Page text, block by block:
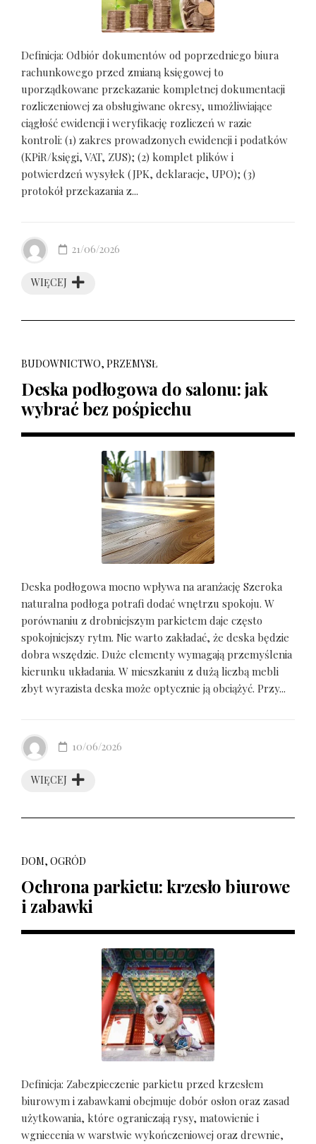
Definicja: Odbiór dokumentów od poprzedniego biura
rachunkowego przed zmianą księgowej to
uporządkowane przekazanie kompletnej dokumentacji
rozliczeniowej za obsługiwane okresy, umożliwiające
ciągłość ewidencji i weryfikację rozliczeń w razie
kontroli: (1) zakres prowadzonych ewidencji i podatków
(KPiR/księgi, VAT, ZUS); (2) komplet plików i
potwierdzeń wysyłek (JPK, deklaracje, UPO); (3)
protokół przekazania z...
WIĘCEJ
21/06/2026
BUDOWNICTWO, PRZEMYSŁ
Deska podłogowa do salonu: jak
wybrać bez pośpiechu
Deska podłogowa mocno wpływa na aranżację Szeroka
naturalna podłoga potrafi dodać wnętrzu spokoju. W
porównaniu z drobniejszym parkietem daje często
spokojniejszy rytm. Nie warto zakładać, że deska będzie
dobra wszędzie. Duże elementy wymagają przemyślenia
kierunku układania. W mieszkaniu z dużą liczbą mebli
zbyt wyrazista deska może optycznie ją obciążyć. Przy...
WIĘCEJ
10/06/2026
DOM, OGRÓD
Ochrona parkietu: krzesło biurowe
i zabawki
Definicja: Zabezpieczenie parkietu przed krzesłem
biurowym i zabawkami obejmuje dobór osłon oraz zasad
użytkowania, które ograniczają rysy, matowienie i
wgniecenia w warstwie wykończeniowej oraz drewnie,